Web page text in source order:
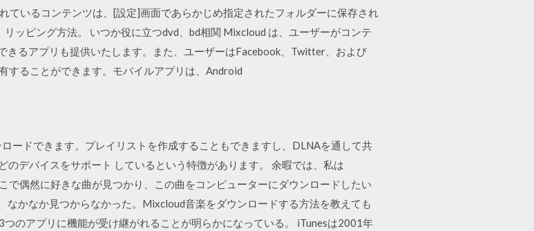
ているコンテンツは、[設定]画面であらかじめ指定されたフォルダーに保存され
ッピング方法。 いつか役に立つdvd、bd相関 Mixcloud は、ユーザーがコンテ
きるアプリも提供いたします。また、ユーザーはFacebook、Twitter、および
することができます。モバイルアプリは、Android
ードできます。プレイリストを作成することもできますし、DLNAを通して共
のデバイスをサポート しているという特徴があります。 余暇では、私は
偶然に好きな曲が見つかり、この曲をコンピューターにダウンロードしたい
なかなか見つからなかった。Mixcloud音楽をダウンロードする方法を教えても
のアプリに機能が受け継がれることが明らかになっている。 iTunesは2001年